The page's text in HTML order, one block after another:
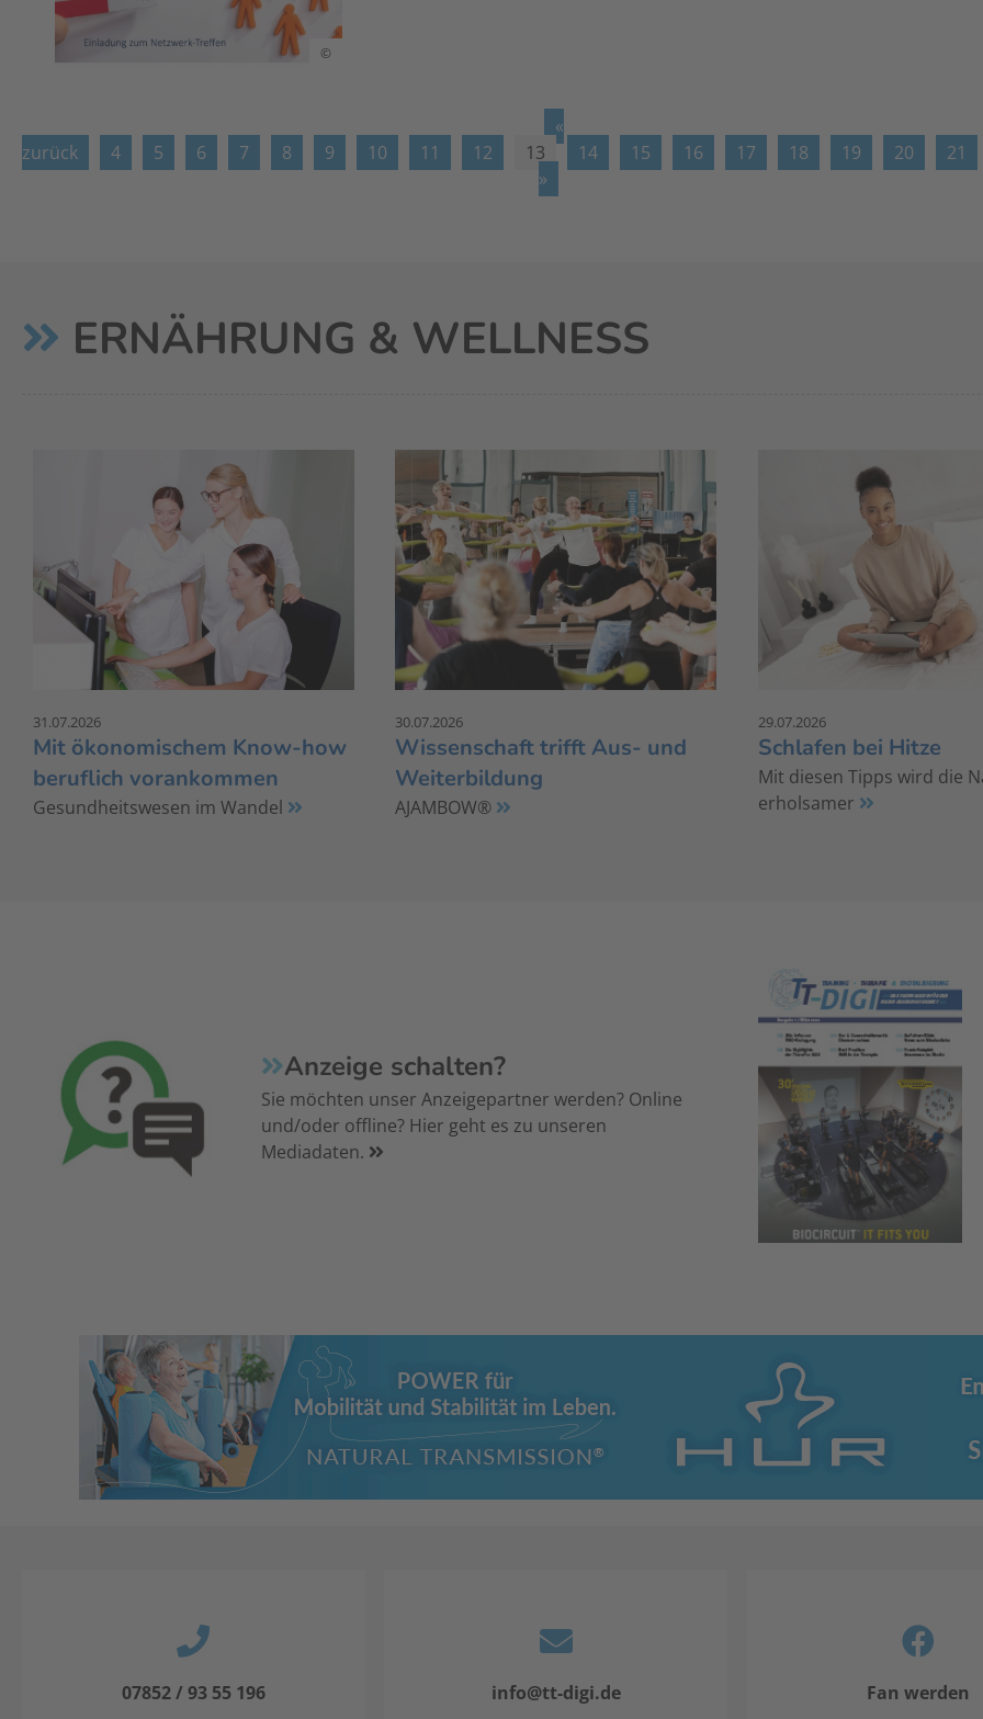
©
«
zurück
4 5 6 7 8 9 10 11 12 13 14 15 16 17 18 19 20 21
»
ERNÄHRUNG & WELLNESS
31.07.2026
Mit ökonomischem Know-how
beruflich vorankommen
Gesundheitswesen im Wandel
30.07.2026
Wissenschaft trifft Aus- und
Weiterbildung
AJAMBOW®
29.07.2026
Schlafen bei Hitze
Mit diesen Tipps wird die
erholsamer
Anzeige schalten?
Sie möchten unser Anzeigepartner werden? Online
und/oder offline? Hier geht es zu unseren
Mediadaten.
07852 / 93 55 196 info@tt-digi.de Fan werden